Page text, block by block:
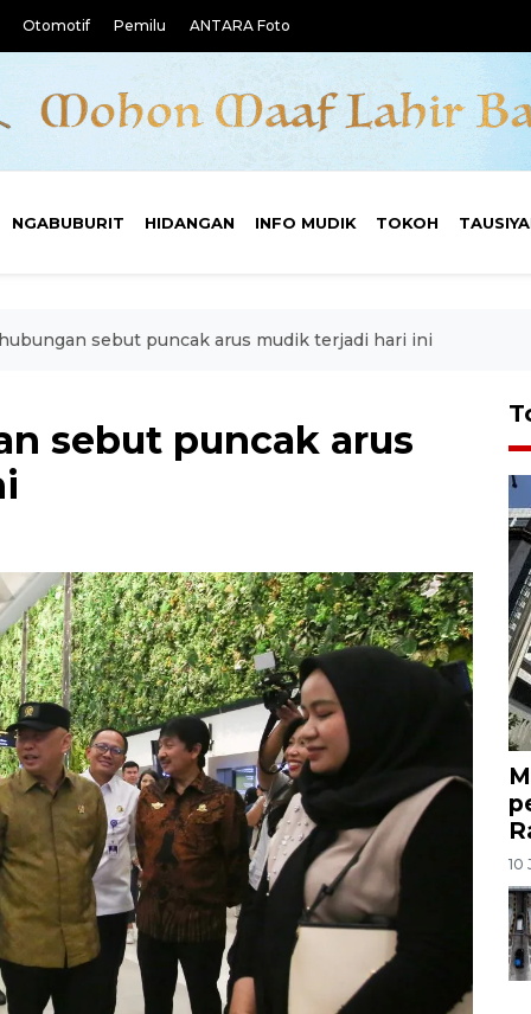
Otomotif Pemilu ANTARA Foto
NGABUBURIT HIDANGAN INFO MUDIK TOKOH
sebut puncak arus mudik terjadi hari ini
sebut puncak arus
10